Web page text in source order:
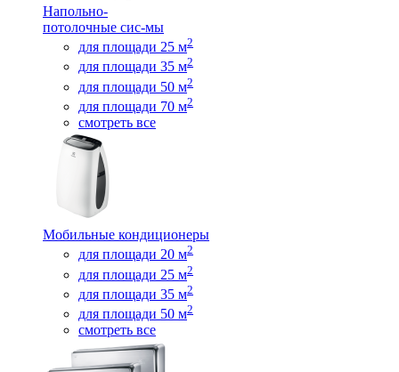
Напольно-
потолочные сис-мы
для площади 25 м2
для площади 35 м2
для площади 50 м2
для площади 70 м2
смотреть все
Мобильные кондиционеры
для площади 20 м2
для площади 25 м2
для площади 35 м2
для площади 50 м2
смотреть все